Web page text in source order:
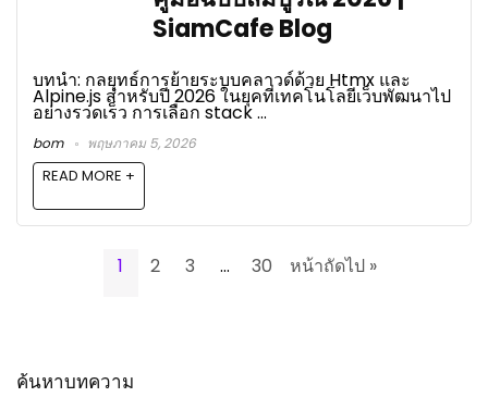
SiamCafe Blog
บทนำ: กลยุทธ์การย้ายระบบคลาวด์ด้วย Htmx และ
Alpine.js สำหรับปี 2026 ในยุคที่เทคโนโลยีเว็บพัฒนาไป
อย่างรวดเร็ว การเลือก stack ...
bom พฤษภาคม 5, 2026
READ MORE +
1 2 3 … 30 หน้าถัดไป »
ค้นหาบทความ